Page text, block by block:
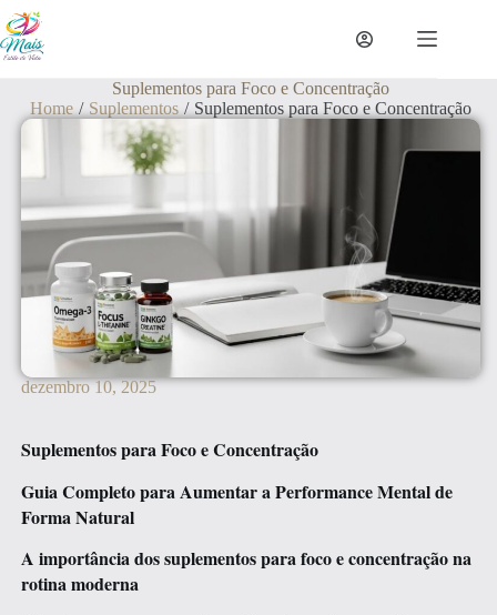
Suplementos para Foco e Concentração
Home / Suplementos / Suplementos para Foco e Concentração
dezembro 10, 2025
Suplementos para Foco e Concentração
Guia Completo para Aumentar a Performance Mental de
Forma Natural
A importância dos suplementos para foco e concentração na
rotina moderna